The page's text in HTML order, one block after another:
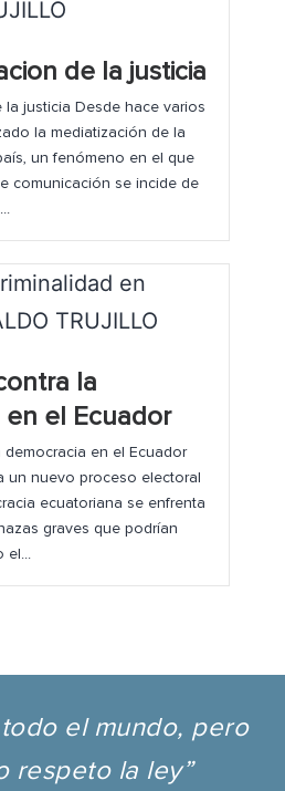
de la justicia
la justicia Desde hace varios
la mediatización de la
un fenómeno en el que
comunicación se incide de
la
en el Ecuador
en el Ecuador
un nuevo proceso electoral
ecuatoriana se enfrenta
graves que podrían
el...
el mundo, pero
respeto la ley”